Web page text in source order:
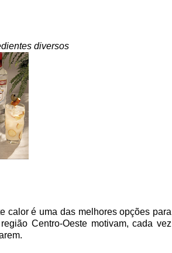
diversos
calor é uma das melhores opções para
Centro-Oeste motivam, cada vez